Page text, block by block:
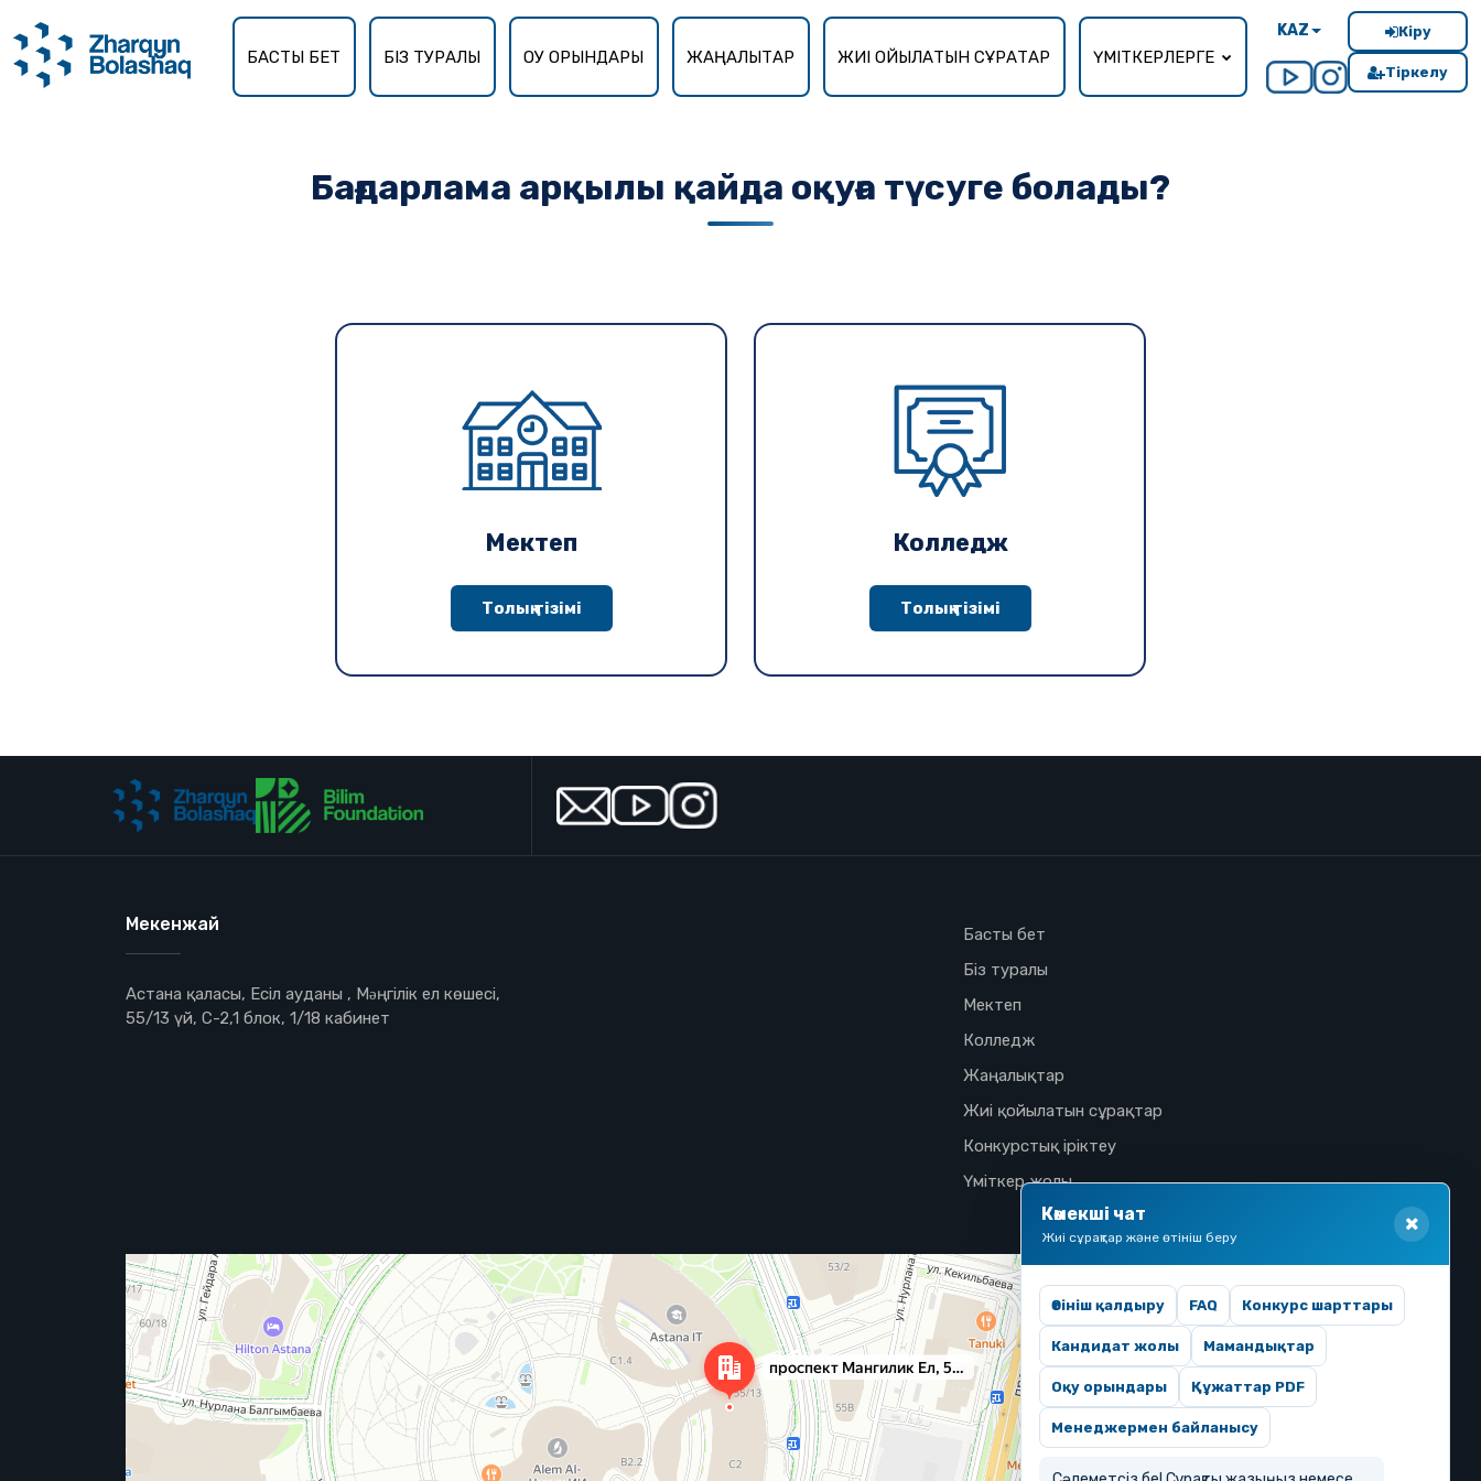
KAZ Кіру
Тіркелу
БАСТЫ БЕТ БІЗ ТУРАЛЫ ОҚУ ОРЫНДАРЫ ЖАҢАЛЫҚТАР ЖИІ ҚОЙЫЛАТЫН СҰРАҚТАР ҮМІТКЕРЛЕРГЕ
Бағдарлама арқылы қайда оқуға түсуге болады?
Мектеп
Толық тізімі
Колледж
Толық тізімі
Мекенжай
Астана қаласы, Есіл ауданы , Мəңгілік ел көшесі,
55/13 үй, С-2,1 блок, 1/18 кабинет
Басты бет
Біз туралы
Мектеп
Колледж
Жаңалықтар
Жиі қойылатын сұрақтар
Конкурстық іріктеу
Үміткер жолы
Көмекші чат
Жиі сұрақтар және өтініш беру
Өтініш қалдыру FAQ Конкурс шарттары
Кандидат жолы Мамандықтар
Оқу орындары Құжаттар PDF
Менеджермен байланысу